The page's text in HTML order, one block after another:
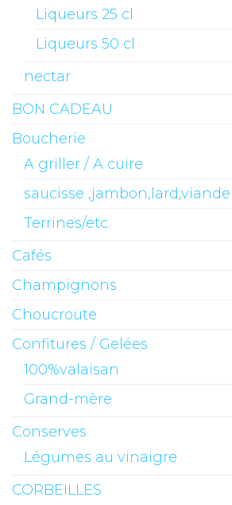
Liqueurs 25 cl
Liqueurs 50 cl
nectar
BON CADEAU
Boucherie
A griller / A cuire
saucisse
Terrines/etc.
Cafés
Champignons
Choucroute
Confitures / Gelées
100%valaisan
Grand-mère
Conserves
Légumes au vinaigre
CORBEILLES